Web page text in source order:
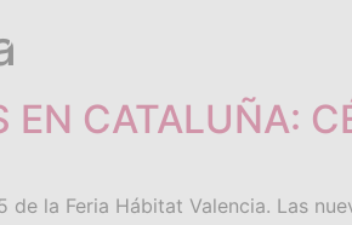
EN CATALUÑA:
la Feria Hábitat Valencia. Las